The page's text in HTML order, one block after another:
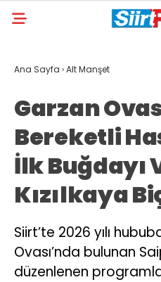
Ana Sayfa ›Alt Manşet
Garzan
Bereketli
İlk Buğdayı
Kızılkaya
Siirt’te 2026 yılı
Ovası’nda bulunan
düzenlenen